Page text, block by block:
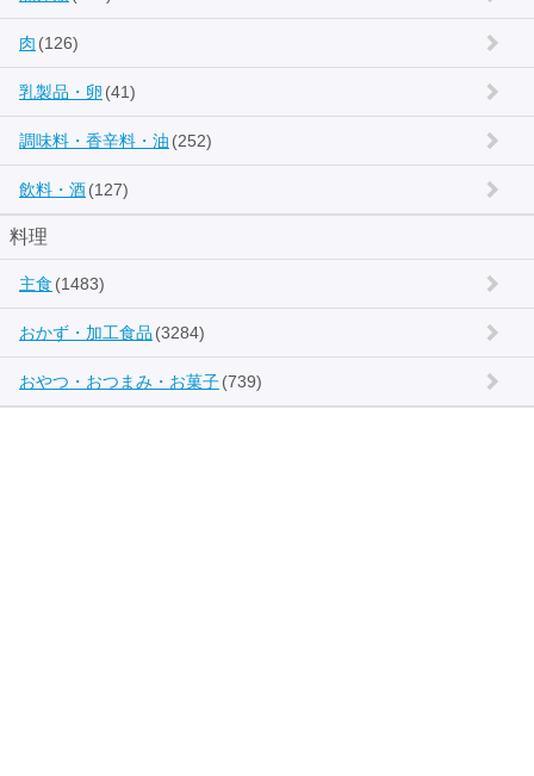
肉 (126)
乳製品・卵 (41)
調味料・香辛料・油 (252)
飲料・酒(127)
料理
主食 (1483)
おかず・加工食品 (3284)
おやつ・おつまみ・お菓子(739)